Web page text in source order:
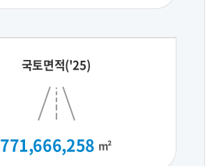
국토면적('25)
771,666,258 m²